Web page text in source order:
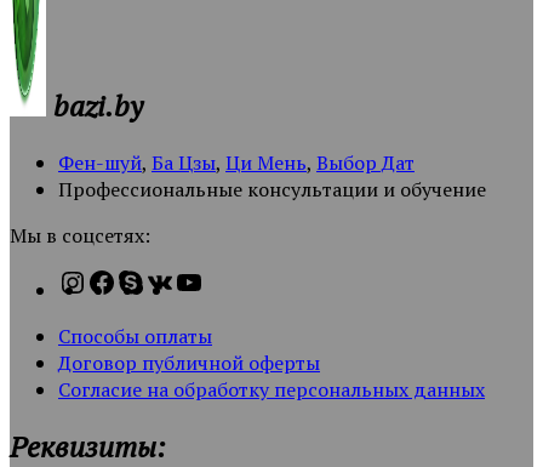
bazi.by
Фен-шуй, Ба Цзы, Ци Мень, Выбор Дат
Профессиональные консультации и обучение
Мы в соцсетях:
Способы оплаты
Договор публичной оферты
Согласие на обработку персональных данных
Реквизиты: